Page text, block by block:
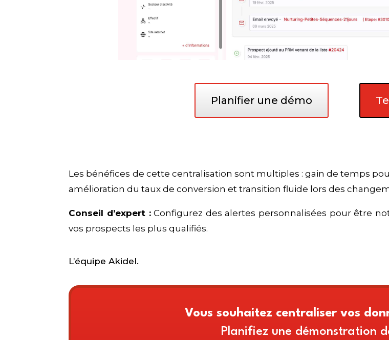
Planifier une démo
Les bénéfices de cette centralisation sont multiples : gain de temps
amélioration du taux de conversion et transition fluide lors des
Conseil d’expert :Configurez des alertes personnalisées pour être
vos prospects les plus qualifiés.
L’équipe Akidel.
Vous souhaitez centraliser vos
Planifiez une démonstration